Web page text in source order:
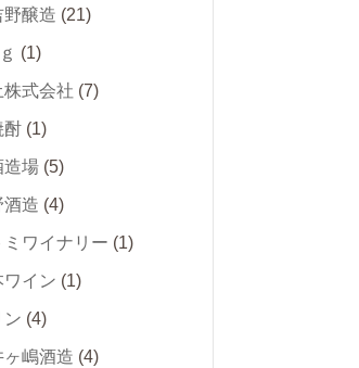
野醸造 (21)
(1)
株式会社 (7)
酎 (1)
造場 (5)
酒造 (4)
ミワイナリー (1)
ワイン (1)
ン (4)
ヶ嶋酒造 (4)